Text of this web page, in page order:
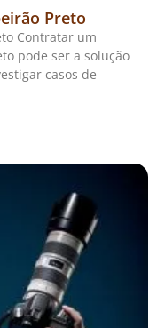
Preto
Contratar um
pode ser a solução
casos de